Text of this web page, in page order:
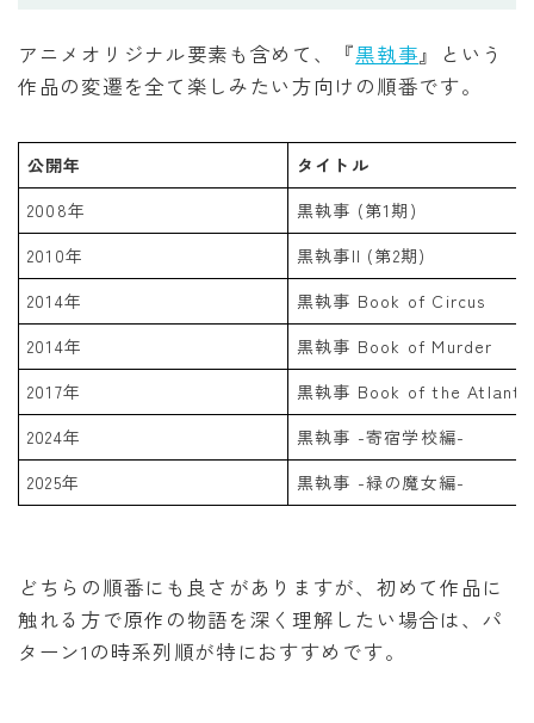
アニメオリジナル要素も含めて、『黒執事』という
作品の変遷を全て楽しみたい方向けの順番です。
公開年
タイトル
2008年
黒執事 (第1期)
2010年
黒執事II (第2期)
2014年
黒執事 Book of Circus
2014年
黒執事 Book of Murder
2017年
黒執事 Book of the
2024年
黒執事 -寄宿学校編-
2025年
黒執事 -緑の魔女編-
どちらの順番にも良さがありますが、初めて作品に
触れる方で原作の物語を深く理解したい場合は、パ
ターン1の時系列順が特におすすめです。